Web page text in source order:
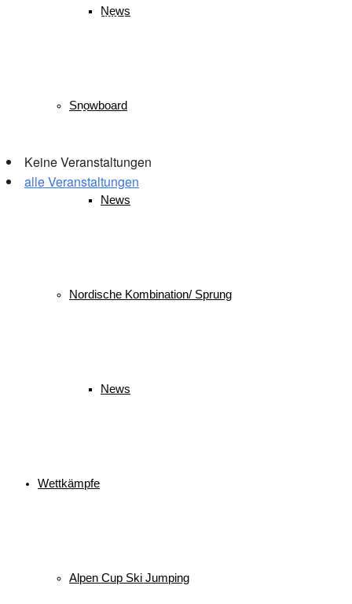
News
Snowboard
News
Nordische Kombination/ Sprung
News
Wettkämpfe
Alpen Cup Ski Jumping
Sprung Tournee
Veranstaltungen
Keine Veranstaltungen
alle Veranstaltungen